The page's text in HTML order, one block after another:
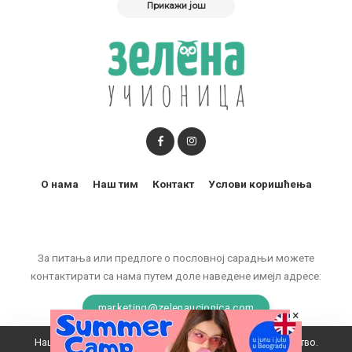
Прикажи још
За питања или предлоге о пословној сарадњи можете
контактирати са нама путем доле наведене имејл адресе:
marketing@zelenaucionica.com
О нама Наш тим Контакт Услови коришћења
Наш вебсајт користи колачиће да побољша ваше искуство.
×